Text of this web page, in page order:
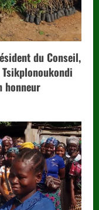
du Conseil,
honneur